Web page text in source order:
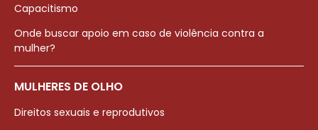
Capacitismo
Onde buscar apoio em caso de violência contra a
mulher?
MULHERES DE OLHO
Direitos sexuais e reprodutivos